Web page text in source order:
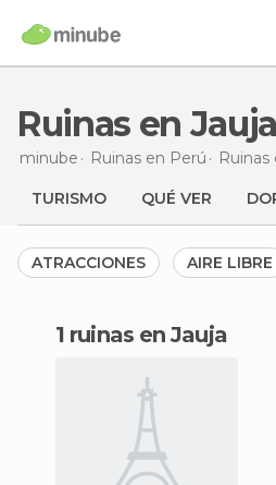
Ruinas en Jauja
minube Ruinas en Perú Ruinas
TURISMO QUÉ VER
ATRACCIONES AIRE LIBRE
1 ruinas en Jauja